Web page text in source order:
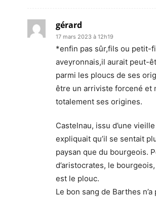
gérard
17 mars 2023 à 12h19
*enfin pas sûr,fils ou petit-
aveyronnais,il aurait peut-
parmi les ploucs de ses
être un arriviste forcené et
totalement ses origines.
Castelnau, issu d’une
expliquait qu’il se sentait
paysan que du bourgeois.
d’aristocrates, le
est le plouc.
Le bon sang de Barthes